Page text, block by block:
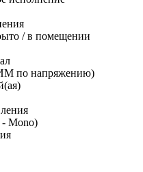
/ в помещении
по напряжению)
- Mono)